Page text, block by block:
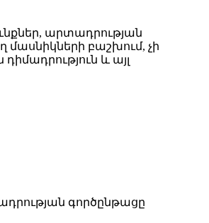
արտադրության
մասնիկների բաշխում, չի
և այլ
գործընթացը